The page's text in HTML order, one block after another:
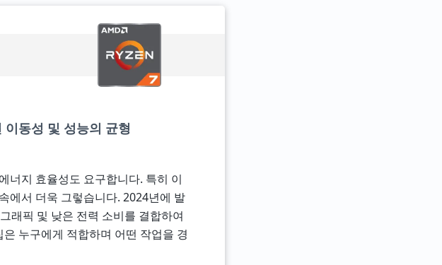
동성 및 성능의 균형
너지 효율성도 요구합니다. 특히 이
에서 더욱 그렇습니다. 2024년에 발
래픽 및 낮은 전력 소비를 결합하여
누구에게 적합하며 어떤 작업을 경